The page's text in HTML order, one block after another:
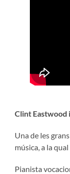
Clint Eastwood
Una de les
música, a la
Pianista